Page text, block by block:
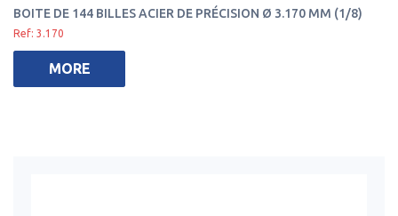
BOITE DE 144 BILLES ACIER DE PRÉCISION Ø 3.170 MM (1/8)
Ref: 3.170
MORE